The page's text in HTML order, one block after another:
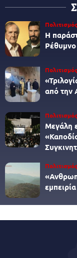
Πολιτισμός
Η
Πολιτισμός
από την
Πολιτισμός
Μεγάλη
Πολιτισμός